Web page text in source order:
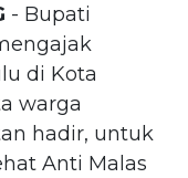
- Bupati
di Kota
warga
hadir, untuk
Anti Malas